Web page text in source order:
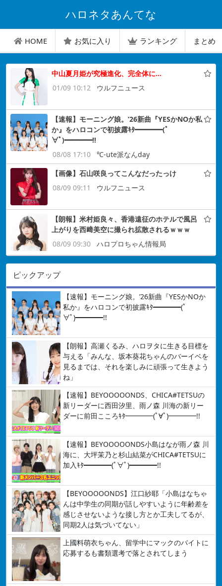
ハロネタあんてな
HOME お気に入り ランキング まとめ
中山夏月姫が究極進化、完全体に…
01/09 10:12
ウルフニュース
【速報】モーニング娘。’26新曲『YESかNOか私
か』をハロコンで初披露ｷﾀ━━━━(ﾟ
∀ﾟ)━━━━!!
08/08 17:10
℃-ute派なんday
【画像】石山咲良ってこんなだったっけ
08/09 09:11
ウルフニュース
【朗報】米村姫良々、香港遠征のホテルで風呂
上がりを西﨑美空に撮られ拡散されるｗｗｗ
08/09 09:30
ハロプロちゃん情報局
ピックアップ
【速報】モーニング娘。’26新曲『YESかNOか
私か』をハロコンで初披露ｷﾀ━━━━(ﾟ
∀ﾟ)━━━━!!
【朗報】高瀬くるみ、ハロヲタに生きる目標を
与える「みんな、坂本葵花ちゃんのバーイベを
見るまでは、それを楽しみに頑張って生きよう
ね」
【速報】BEYOOOOONDS、CHICA#TETSUの
新リーダーに西田汐里、雨ノ森 川海の新リー
ダーに前田こころｷﾀ━━━━(ﾟ∀ﾟ)━━━━!!
【速報】BEYOOOOONDS小島はなが雨ノ森 川
海に、大坪茉乃と杉山結菜がCHICA#TETSUに
加入ｷﾀ━━━━(ﾟ∀ﾟ)━━━━!!
【BEYOOOOONDS】江口紗耶「小島はなちゃ
んは中学生の同期が話しやすいように年齢差を
感じさせないような接し方とか工夫してるが、
同期2人は気づいてない」
上國料萌衣ちゃん、留学中にマックのバイトに
応募するも書類選考で落とされてしまう